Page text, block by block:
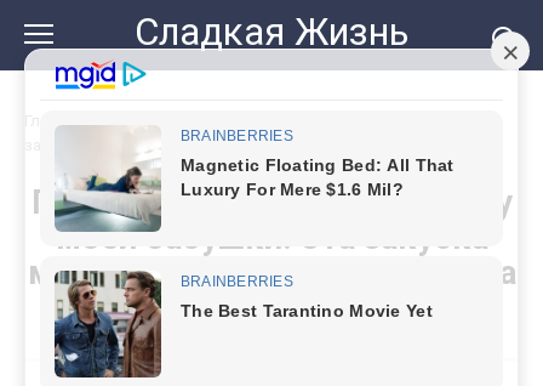
контенту
Сладкая Жизнь
закуска моментально улетает со стола
Пикантная капуста по рецепту
моей бабушки. Эта закуска
моментально улетает со стола